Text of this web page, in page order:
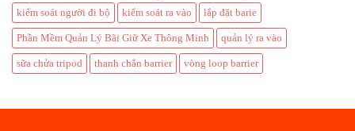
kiểm soát người đi bộ kiểm soát ra vào lắp đặt barie
Phần Mềm Quản Lý Bãi Giữ Xe Thông Minh quản lý ra vào
sữa chửa tripod thanh chắn barrier vòng loop barrier